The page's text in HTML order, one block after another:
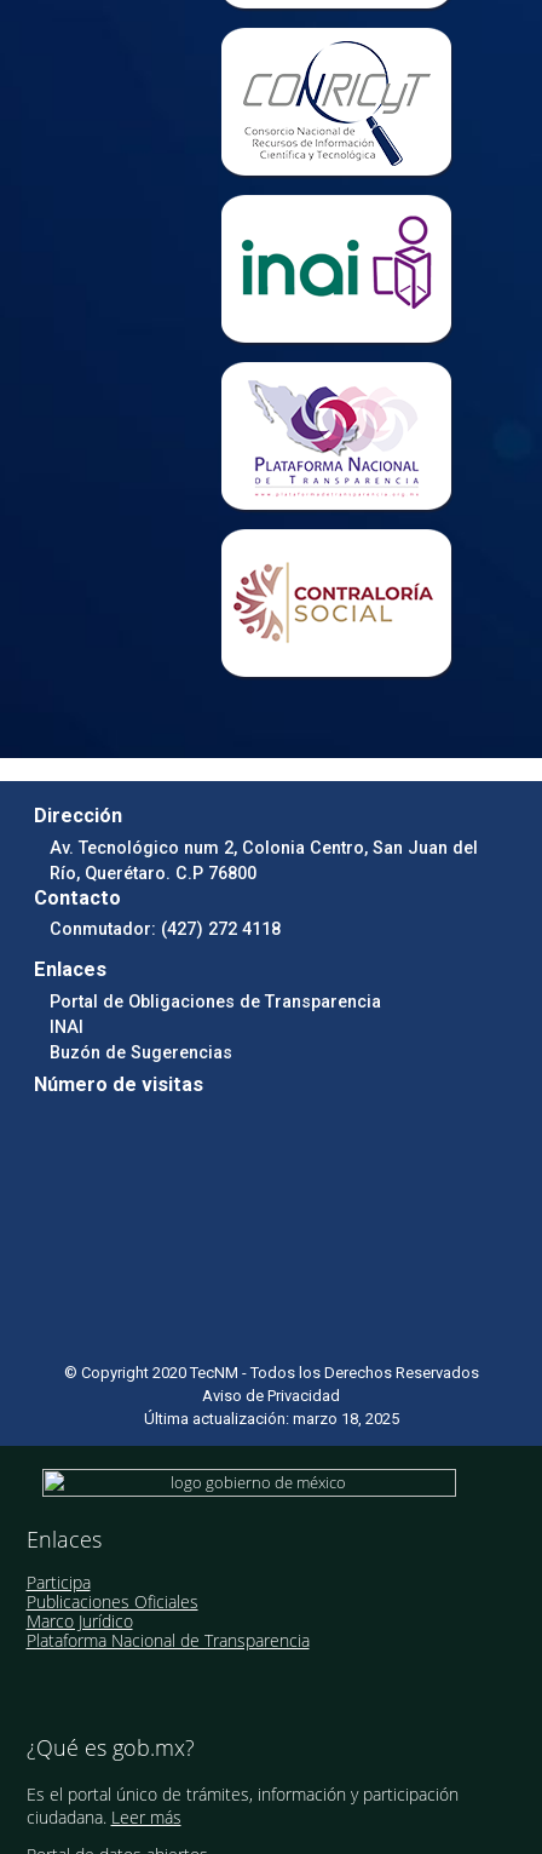
Dirección
Av. Tecnológico num 2, Colonia Centro, San Juan del
Río, Querétaro. C.P 76800
Contacto
Conmutador: (427) 272 4118
Enlaces
Portal de Obligaciones de Transparencia
INAI
Buzón de Sugerencias
Número de visitas
© Copyright 2020 TecNM - Todos los Derechos Reservados
Aviso de Privacidad
Última actualización: marzo 18, 2025
Enlaces
Participa
Publicaciones Oficiales
Marco Jurídico
Plataforma Nacional de Transparencia
¿Qué es gob.mx?
Es el portal único de trámites, información y participación
ciudadana. Leer más